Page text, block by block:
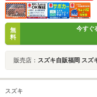
無
料
今すぐ
販売店： スズキ自販福岡 スズ
スズキ